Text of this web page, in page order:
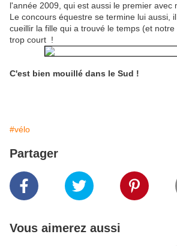
l'année 2009, qui est aussi le premier avec
Le concours équestre se termine lui aussi,
cueillir la fille qui a trouvé le temps (et
trop court !
C'est bien mouillé dans le Sud !
#vélo
Partager
Vous aimerez aussi